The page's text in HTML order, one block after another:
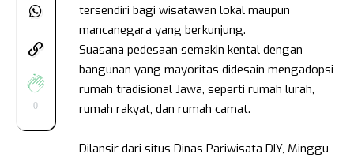
0
tersendiri bagi wisatawan lokal maupun
mancanegara yang berkunjung.
Suasana pedesaan semakin kental dengan
bangunan yang mayoritas didesain mengadopsi
rumah tradisional Jawa, seperti rumah lurah,
rumah rakyat, dan rumah camat.
Dilansir dari situs Dinas Pariwisata DIY, Minggu